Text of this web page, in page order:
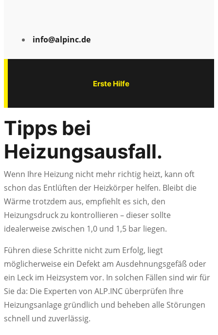
info@alpinc.de
Erste Hilfe
Tipps bei
Heizungsausfall.
Wenn Ihre Heizung nicht mehr richtig heizt, kann oft
schon das Entlüften der Heizkörper helfen. Bleibt die
Wärme trotzdem aus, empfiehlt es sich, den
Heizungsdruck zu kontrollieren – dieser sollte
idealerweise zwischen 1,0 und 1,5 bar liegen.
Führen diese Schritte nicht zum Erfolg, liegt
möglicherweise ein Defekt am Ausdehnungsgefäß oder
ein Leck im Heizsystem vor. In solchen Fällen sind wir für
Sie da: Die Experten von ALP.INC überprüfen Ihre
Heizungsanlage gründlich und beheben alle Störungen
schnell und zuverlässig.